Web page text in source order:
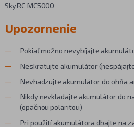
SkyRC MC5000
Upozornenie
Pokiaľ možno nevybíjajte
Neskratujte akumulátor
Nevhadzujte akumulátor do ohňa
Nikdy nevkladajte akumulátor do
(opačnou polaritou)
Pri použití akumulátora dbajte na